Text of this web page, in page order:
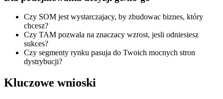
Czy SOM jest wystarczajacy, by zbudowac biznes, który
chcesz?
Czy TAM pozwala na znaczacy wzrost, jesli odniesiesz
sukces?
Czy segmenty rynku pasuja do Twoich mocnych stron
dystrybucji?
Kluczowe wnioski